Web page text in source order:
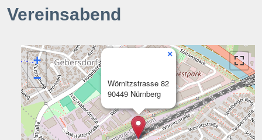
Vereinsabend
Wörnitzstrasse 82
90449 Nürnberg
×
+
−